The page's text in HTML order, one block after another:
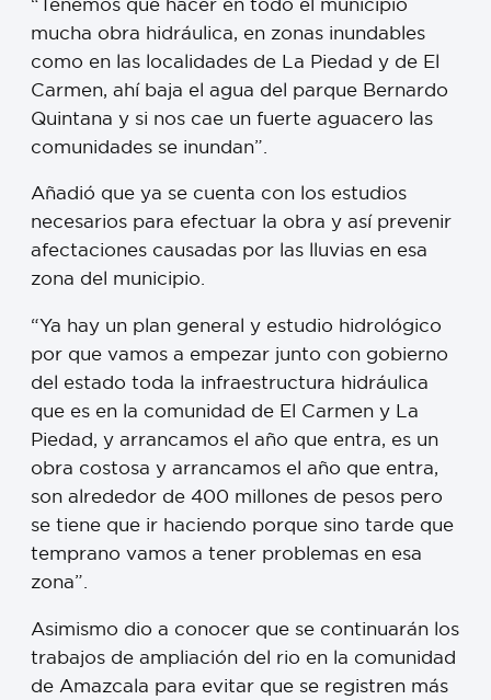
mucha obra hidráulica, en zonas inundables
como en las localidades de La Piedad y de El
Carmen, ahí baja el agua del parque Bernardo
Quintana y si nos cae un fuerte aguacero las
comunidades se inundan”.
Añadió que ya se cuenta con los estudios
necesarios para efectuar la obra y así prevenir
afectaciones causadas por las lluvias en esa
zona del municipio.
“Ya hay un plan general y estudio hidrológico
por que vamos a empezar junto con gobierno
del estado toda la infraestructura hidráulica
que es en la comunidad de El Carmen y La
Piedad, y arrancamos el año que entra, es un
obra costosa y arrancamos el año que entra,
son alrededor de 400 millones de pesos pero
se tiene que ir haciendo porque sino tarde que
temprano vamos a tener problemas en esa
zona”.
Asimismo dio a conocer que se continuarán los
trabajos de ampliación del rio en la comunidad
de Amazcala para evitar que se registren más